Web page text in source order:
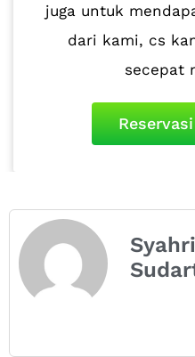
juga untuk
dari kami, cs
secepat